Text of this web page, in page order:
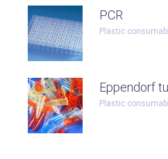
PCR
Plastic
Eppendorf
Plastic